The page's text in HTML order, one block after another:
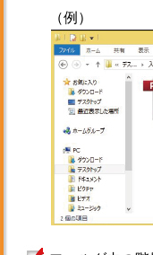
（例）